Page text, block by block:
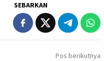
SEBARKAN
Pos berikutnya